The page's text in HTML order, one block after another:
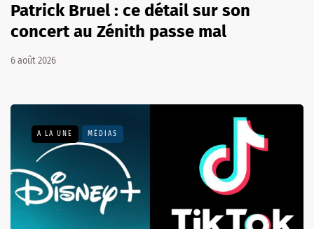
Patrick Bruel : ce détail sur son
concert au Zénith passe mal
6 août 2026
A LA UNE MÉDIAS